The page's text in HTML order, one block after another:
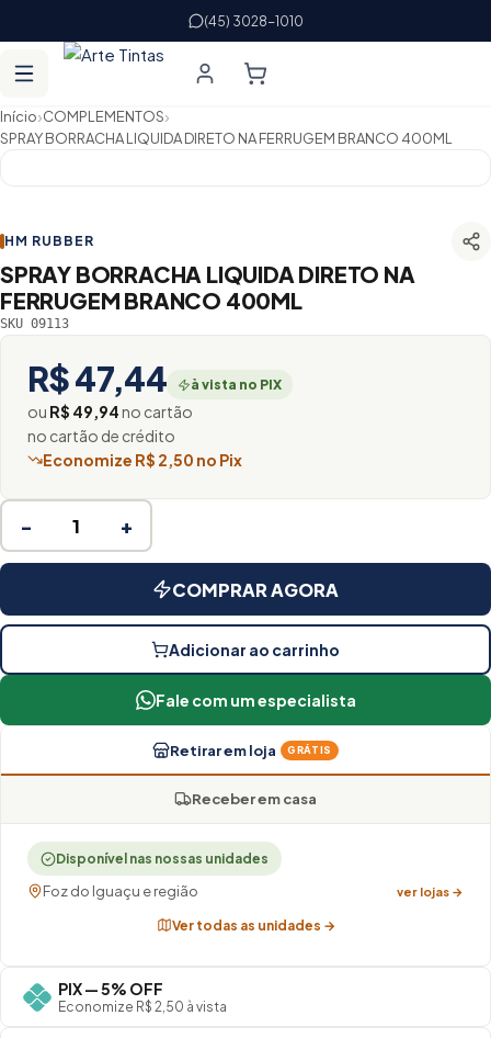
(45) 3028-1010
Início›COMPLEMENTOS›
SPRAY BORRACHA LIQUIDA DIRETO NA FERRUGEM BRANCO 400ML
HM RUBBER
SPRAY BORRACHA LIQUIDA DIRETO NA
FERRUGEM BRANCO 400ML
SKU 09113
R$ 47,44 à vista no PIX
ou R$ 49,94no cartão
no cartão de crédito
Economize R$ 2,50 no Pix
− +
COMPRAR AGORA
Adicionar ao carrinho
Fale com um especialista
Retirar em loja GRÁTIS
Receber em casa
Disponível nas nossas unidades
Foz do Iguaçu e região ver lojas →
Ver todas as unidades →
PIX — 5% OFF
Economize R$ 2,50 à vista